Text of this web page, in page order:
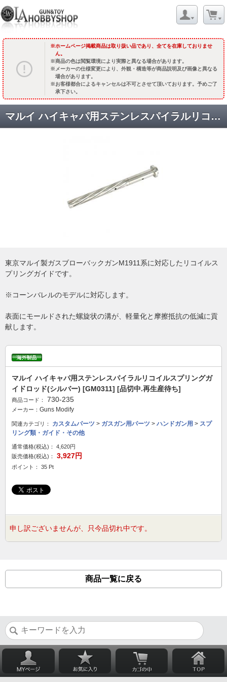
ホームページ掲載商品は取り扱い品であり、全てを在庫しておりませ
ん。
商品の色は閲覧環境により実際と異なる場合があります。
メーカーの仕様変更により、外観・構造等が商品説明及び画像と異なる
場合があります。
お客様都合によるキャンセルは不可とさせて頂いております。予めご了
承下さい。
マルイ ハイキャパ用ステンレスパイラルリコイルスプリングガイドロッド(シルバー) [GM0311] [品切中.再生産待ち]
東京マルイ製ガスブローバックガンM1911系に対応したリコイルス
プリングガイドです。
※コーンバレルのモデルに対応します。
表面にモールドされた螺旋状の溝が、軽量化と摩擦抵抗の低減に貢
献します。
マルイ ハイキャパ用ステンレスパイラルリコイルスプリングガ
イドロッド(シルバー) [GM0311] [品切中.再生産待ち]
商品コード： 730-235
メーカー： Guns Modify
関連カテゴリ： カスタムパーツ > ガスガン用パーツ > ハンドガン用 > スプ
リング類・ガイド・その他
通常価格(税込)：
4,620円
販売価格(税込)：
3,927円
ポイント： 35 Pt
申し訳ございませんが、只今品切れ中です。
商品一覧に戻る